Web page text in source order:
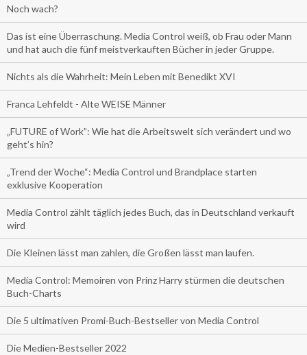
Noch wach?
Das ist eine Überraschung. Media Control weiß, ob Frau oder Mann
und hat auch die fünf meistverkauften Bücher in jeder Gruppe.
Nichts als die Wahrheit: Mein Leben mit Benedikt XVI
Franca Lehfeldt - Alte WEISE Männer
„FUTURE of Work”: Wie hat die Arbeitswelt sich verändert und wo
geht’s hin?
„Trend der Woche“: Media Control und Brandplace starten
exklusive Kooperation
Media Control zählt täglich jedes Buch, das in Deutschland verkauft
wird
Die Kleinen lässt man zahlen, die Großen lässt man laufen.
Media Control: Memoiren von Prinz Harry stürmen die deutschen
Buch-Charts
Die 5 ultimativen Promi-Buch-Bestseller von Media Control
Die Medien-Bestseller 2022